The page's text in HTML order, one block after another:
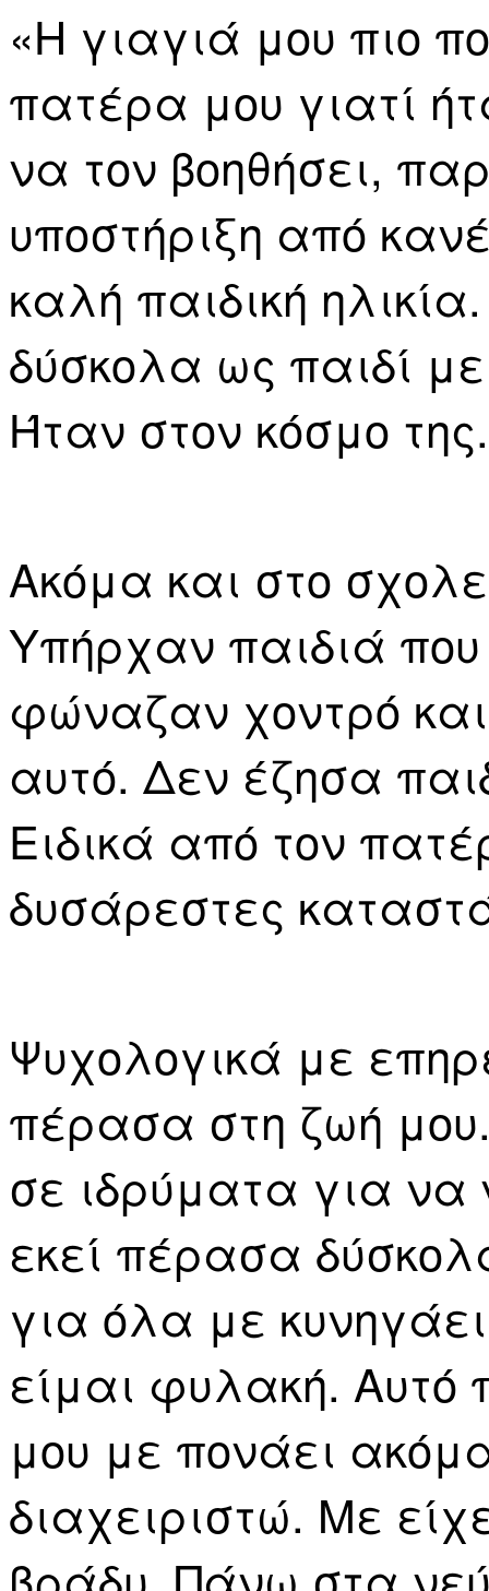
«Η γιαγιά μου πιο
πατέρα μου γιατί
να τον βοηθήσει,
υποστήριξη από
καλή παιδική
δύσκολα ως παιδί
Ήταν στον κόσμο της.
Ακόμα και στο
Υπήρχαν παιδιά
φώναζαν χοντρό και
αυτό. Δεν έζησα
Ειδικά από τον
δυσάρεστες
Ψυχολογικά με
πέρασα στη ζωή
σε ιδρύματα για
εκεί πέρασα
για όλα με
είμαι φυλακή. Αυτό
μου με πονάει
διαχειριστώ. Με